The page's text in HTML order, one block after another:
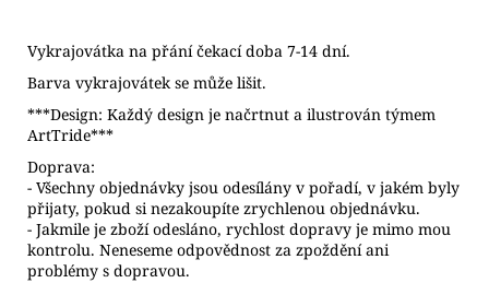
Vykrajovátka na přání čekací doba 7-14 dní.
Barva vykrajovátek se může lišit.
***Design: Každý design je načrtnut a ilustrován týmem
ArtTride***
Doprava:
- Všechny objednávky jsou odesílány v pořadí, v jakém byly
přijaty, pokud si nezakoupíte zrychlenou objednávku.
- Jakmile je zboží odesláno, rychlost dopravy je mimo mou
kontrolu. Neneseme odpovědnost za zpoždění ani
problémy s dopravou.